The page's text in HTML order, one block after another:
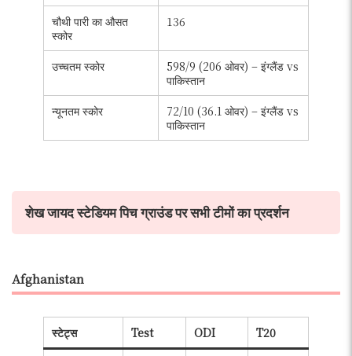
चौथी पारी का औसत
स्कोर
136
उच्चतम स्कोर
598/9 (206 ओवर) – इंग्लैंड vs
पाकिस्तान
न्यूनतम स्कोर
72/10 (36.1 ओवर) – इंग्लैंड vs
पाकिस्तान
शेख जायद स्टेडियम पिच ग्राउंड पर सभी टीमों का प्रदर्शन
Afghanistan
स्टेट्स Test ODI T20